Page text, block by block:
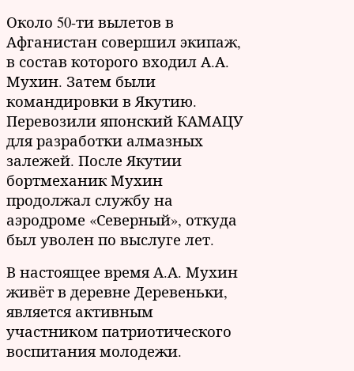
Около 50-ти вылетов в
Афганистан совершил экипаж,
в состав которого входил А.А.
Мухин. Затем были
командировки в Якутию.
Перевозили японский КАМАЦУ
для разработки алмазных
залежей. После Якутии
бортмеханик Мухин
продолжал службу на
аэродроме «Северный», откуда
был уволен по выслуге лет.
В настоящее время А.А. Мухин
живёт в деревне Деревеньки,
является активным
участником патриотического
воспитания молодежи.